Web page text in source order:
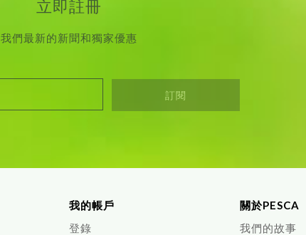
立即註冊
我們最新的新聞和獨家優惠
我的帳戶
登錄
關於PESCA
我們的故事